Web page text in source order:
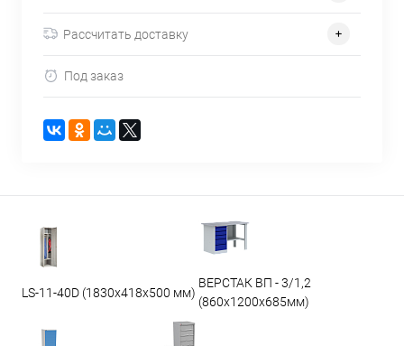
Рассчитать доставку
Под заказ
LS-11-40D (1830x418x500 мм)
ВЕРСТАК ВП - 3/1,2
(860х1200х685мм)